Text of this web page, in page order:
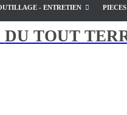
- ENTRETIEN
DU TOUT